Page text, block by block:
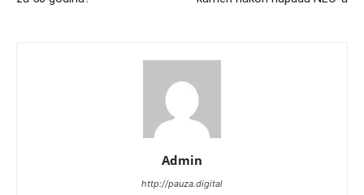
Admin
http://pauza.digital